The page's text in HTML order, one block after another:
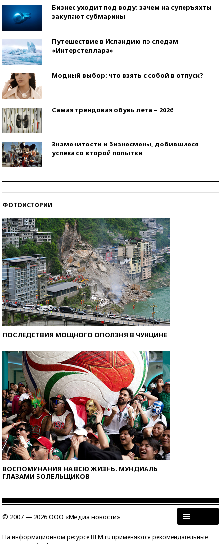
Бизнес уходит под воду: зачем на суперъяхты
закупают субмарины
Путешествие в Исландию по следам
«Интерстеллара»
Модный выбор: что взять с собой в отпуск?
Самая трендовая обувь лета – 2026
Знаменитости и бизнесмены, добившиеся
успеха со второй попытки
ФОТОИСТОРИИ
ПОСЛЕДСТВИЯ МОЩНОГО ОПОЛЗНЯ В ЧУНЦИНЕ
ВОСПОМИНАНИЯ НА ВСЮ ЖИЗНЬ. МУНДИАЛЬ
ГЛАЗАМИ БОЛЕЛЬЩИКОВ
© 2007 — 2026 ООО «Медиа новости»
На информационном ресурсе BFM.ru применяются рекомендательные